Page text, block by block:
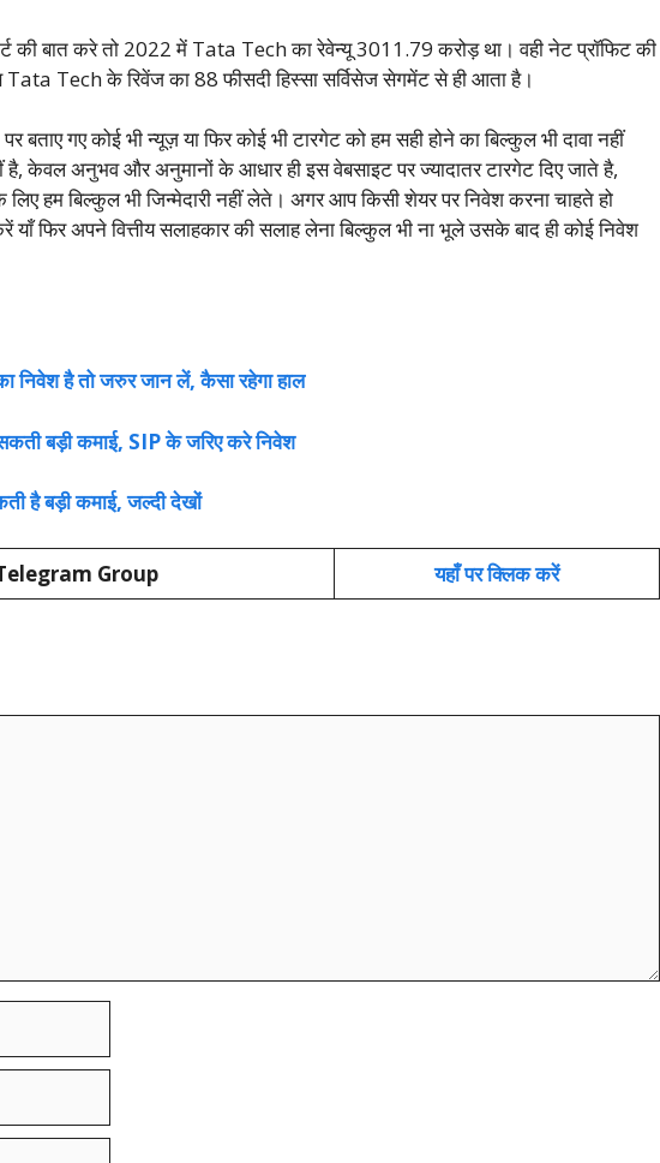
की बात करे तो 2022 में Tata Tech का रेवेन्यू 3011.79 करोड़ था। वही नेट प्रॉफिट की
Tech के रिवेंज का 88 फीसदी हिस्सा सर्विसेज सेगमेंट से ही आता है।
गए कोई भी न्यूज़ या फिर कोई भी टारगेट को हम सही होने का बिल्कुल भी दावा नहीं
केवल अनुभव और अनुमानों के आधार ही इस वेबसाइट पर ज्यादातर टारगेट दिए जाते है,
हम बिल्कुल भी जिन्मेदारी नहीं लेते। अगर आप किसी शेयर पर निवेश करना चाहते हो
फिर अपने वित्तीय सलाहकार की सलाह लेना बिल्कुल भी ना भूले उसके बाद ही कोई निवेश
है तो जरुर जान लें, कैसा रहेगा हाल
बड़ी कमाई, SIP के जरिए करे निवेश
है बड़ी कमाई, जल्दी देखों
Group यहाँ पर क्लिक करें